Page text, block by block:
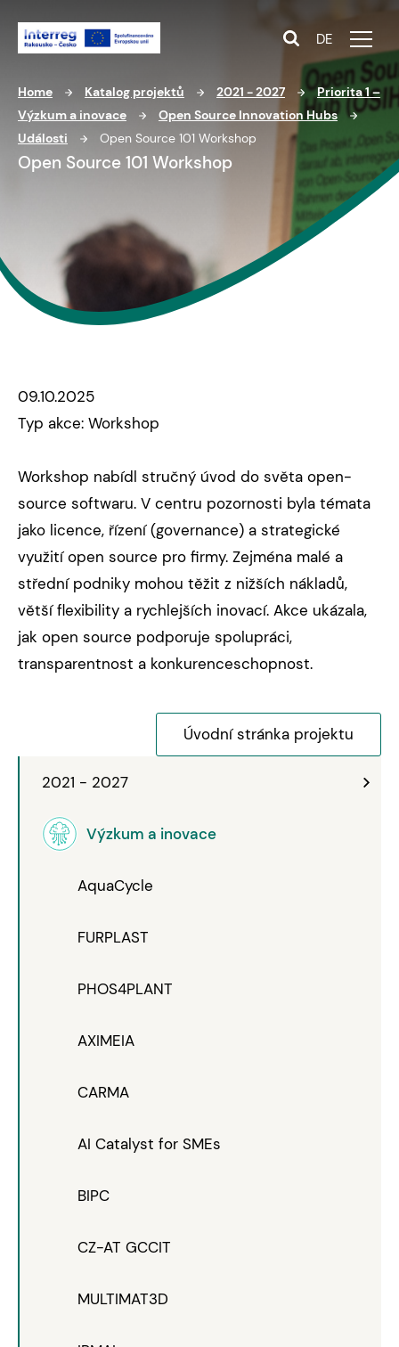
DE
Home Katalog projektů 2021 - 2027
Priorita 1 –
Výzkum a inovace
Open Source Innovation Hubs
Události
Open Source 101 Workshop
Open Source 101 Workshop
2021 - 2027
Výzkum a inovace
AquaCycle
FURPLAST
PHOS4PLANT
AXIMEIA
CARMA
AI Catalyst for SMEs
BIPC
CZ-AT GCCIT
MULTIMAT3D
09.10.2025
Typ akce: Workshop
Workshop nabídl stručný úvod do světa open-
source softwaru. V centru pozornosti byla témata
jako licence, řízení (governance) a strategické
využití open source pro firmy. Zejména malé a
střední podniky mohou těžit z nižších nákladů,
větší flexibility a rychlejších inovací. Akce ukázala,
jak open source podporuje spolupráci,
transparentnost a konkurenceschopnost.
Úvodní stránka projektu